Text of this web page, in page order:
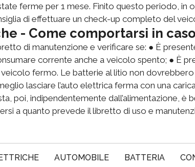
ferme per 1 mese. Finito questo periodo, in
di effettuare un check-up completo del
- Come comportarsi in
di manutenzione e verificare se: ● È
corrente anche a veicolo spento; ● È
veicolo fermo. Le batterie al litio non
lasciare l’auto elettrica ferma con una
poi, indipendentemente dall’alimentazione, è
a quanto prevede il libretto di uso e
AUTOMOBILE BATTERIA